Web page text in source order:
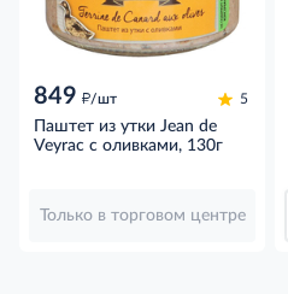
849 д/шт 5
Паштет из утки Jean de
Veyrac с оливками, 130г
Только в торговом центре